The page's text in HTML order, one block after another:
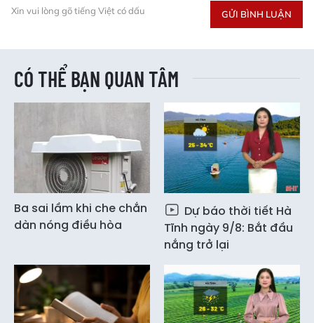
Xin vui lòng gõ tiếng Việt có dấu GỬI BÌNH LUẬN
CÓ THỂ BẠN QUAN TÂM
Ba sai lầm khi che chắn
dàn nóng điều hòa
Dự báo thời tiết Hà
Tĩnh ngày 9/8: Bắt đầu
nắng trở lại